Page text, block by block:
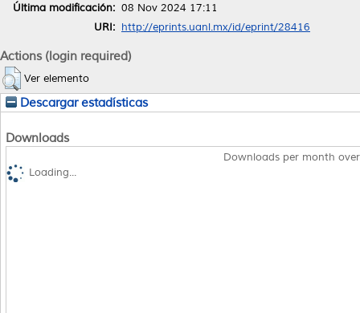
Última modificación: 08 Nov 2024 17:11
URI: http://eprints.uanl.mx/id/eprint/28416
Actions (login required)
Ver elemento
Descargar estadísticas
Downloads
Downloads per month
Loading...